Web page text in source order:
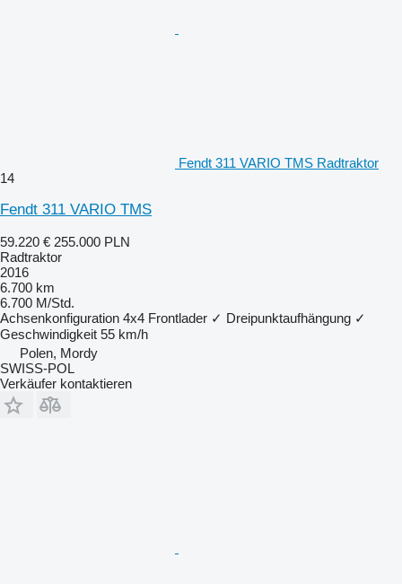
Fendt 311 VARIO TMS Radtraktor
14
Fendt 311 VARIO TMS
59.220 € 255.000 PLN
Radtraktor
2016
6.700 km
6.700 M/Std.
Achsenkonfiguration 4x4 Frontlader ✓ Dreipunktaufhängung ✓
Geschwindigkeit 55 km/h
Polen, Mordy
SWISS-POL
Verkäufer kontaktieren